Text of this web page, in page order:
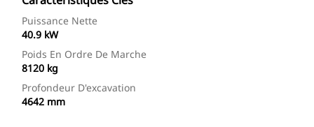
Puissance Nette
40.9 kW
Poids En Ordre De Marche
8120 kg
Profondeur D'excavation
4642 mm